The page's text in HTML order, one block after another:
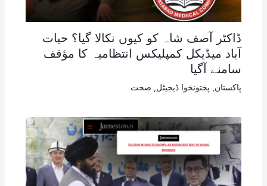
ڈاکٹر آصف شاہ کو کیوں نکالا گیا؟ حیات
آباد میڈیکل کمپلیکس انتظامیہ کا مؤقف
سامنے آگیا
پاکستان پختونخوا ڈیجیٹل صحت